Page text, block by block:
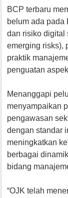
BCP terbaru
belum ada pada
dan risiko digital
emerging risks),
praktik
penguatan
Menanggapi
menyampaikan
pengawasan
dengan standar
meningkatkan
berbagai
bidang
“OJK telah